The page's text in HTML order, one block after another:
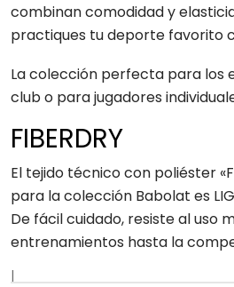
combinan comodidad y
practiques tu deporte favorito
La colección perfecta para los
club o para jugadores
FIBERDRY
El tejido técnico con poliéster
para la colección Babolat es
De fácil cuidado, resiste al uso
entrenamientos hasta la
|